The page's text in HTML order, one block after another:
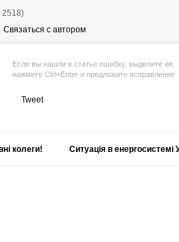
2518)
Связаться с автором
Если вы нашли в статье ошибку, выделите ее,
нажмите Ctrl+Enter и предложите исправление
Tweet
колеги! Ситуація в енергосистемі